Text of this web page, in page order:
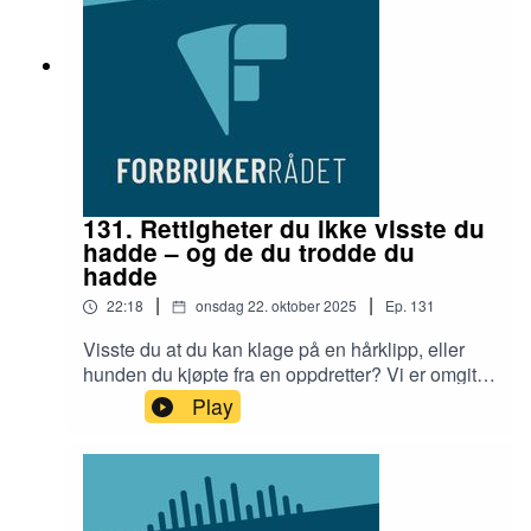
Mehammer.
131. Rettigheter du ikke visste du
hadde – og de du trodde du
hadde
22:18 | onsdag 22. oktober 2025 | Ep. 131
Visste du at du kan klage på en hårklipp, eller
hunden du kjøpte fra en oppdretter? Vi er omgitt
av et ganske godt lovverk som beskytter oss
forbrukere, men det er fortsatt noen ting vi ikke
tenker over at de vi klage på – og noen ting vi tror
vi kan klage på.I studio hører du fagsjef i
Forbrukerrådet, Thomas Iversen, og
programleder, Helen Mehammer.
Play